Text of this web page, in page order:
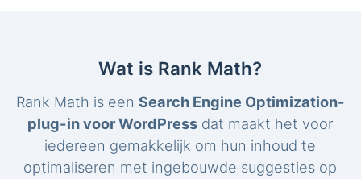
Wat is Rank Math?
Rank Math is een Search Engine Optimization-
plug-in voor WordPress dat maakt het voor
iedereen gemakkelijk om hun inhoud te
optimaliseren met ingebouwde suggesties op